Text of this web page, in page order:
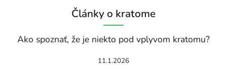
Články o kratome
Ako spoznať, že je niekto pod vplyvom kratomu?
11.1.2026